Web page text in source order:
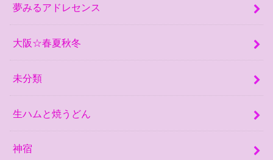
夢みるアドレセンス
大阪☆春夏秋冬
未分類
生ハムと焼うどん
神宿